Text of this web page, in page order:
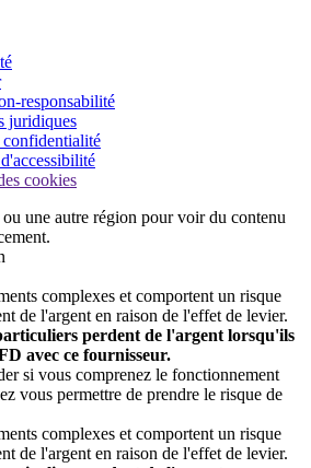
responsabilité
juridiques
cookies
une autre région pour voir du contenu
complexes et comportent un risque
de l'argent en raison de l'effet de levier.
perdent de l'argent lorsqu'ils
avec ce fournisseur.
si vous comprenez le fonctionnement
vous permettre de prendre le risque de
complexes et comportent un risque
de l'argent en raison de l'effet de levier.